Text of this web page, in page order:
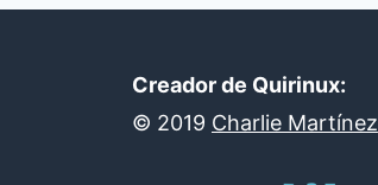
Creador de Quirinux:
© 2019 Charlie Martínez